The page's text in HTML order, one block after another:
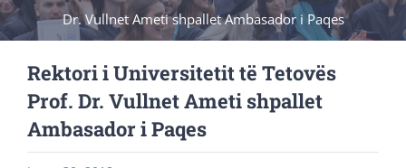
Dr. Vullnet Ameti shpallet Ambasador i Paqes
Rektori i Universitetit të Tetovës
Prof. Dr. Vullnet Ameti shpallet
Ambasador i Paqes